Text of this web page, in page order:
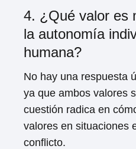
4. ¿Qué valor es
la autonomía
humana?
No hay una respuesta
ya que ambos valores
cuestión radica en
valores en situaciones
conflicto.